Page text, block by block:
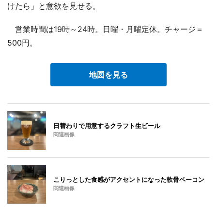
けたら」と意欲を見せる。
営業時間は19時～24時。日曜・月曜定休。チャージ＝
500円。
地図を見る
日替わりで用意するクラフト生ビール
関連画像
こりっとした食感がアクセントになった軟骨ベーコン
関連画像